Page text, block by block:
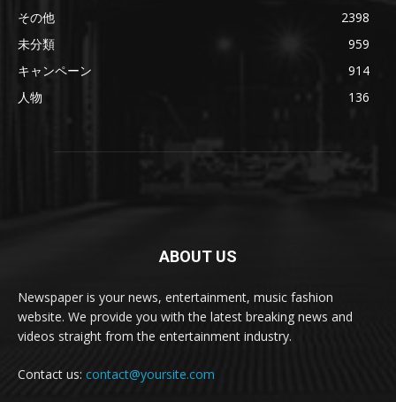
その他
2398
未分類
959
キャンペーン
914
人物
136
ABOUT US
Newspaper is your news, entertainment, music fashion
website. We provide you with the latest breaking news and
videos straight from the entertainment industry.
Contact us: contact@yoursite.com